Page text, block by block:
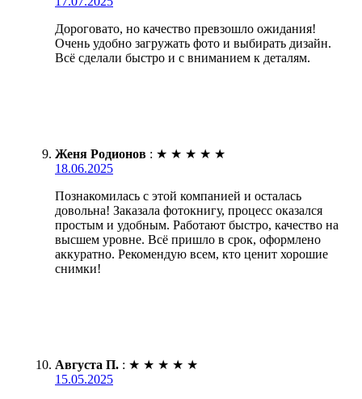
Дороговато, но качество превзошло ожидания!
Очень удобно загружать фото и выбирать дизайн.
Всё сделали быстро и с вниманием к деталям.
Женя Родионов : ★ ★ ★ ★ ★
18.06.2025
Познакомилась с этой компанией и осталась
довольна! Заказала фотокнигу, процесс оказался
простым и удобным. Работают быстро, качество на
высшем уровне. Всё пришло в срок, оформлено
аккуратно. Рекомендую всем, кто ценит хорошие
снимки!
Августа П. : ★ ★ ★ ★ ★
15.05.2025